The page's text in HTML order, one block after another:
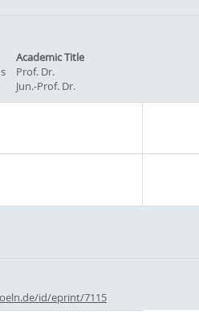
Academic Title
Prof. Dr.
Jun.-Prof. Dr.
id/eprint/7115